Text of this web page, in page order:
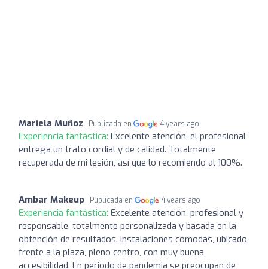
Mariela Muñoz Publicada en 4 years ago
Experiencia fantástica: Excelente atención, el profesional
entrega un trato cordial y de calidad. Totalmente
recuperada de mi lesión, así que lo recomiendo al 100%.
Ambar Makeup Publicada en 4 years ago
Experiencia fantástica: Excelente atención, profesional y
responsable, totalmente personalizada y basada en la
obtención de resultados. Instalaciones cómodas, ubicado
frente a la plaza, pleno centro, con muy buena
accesibilidad. En periodo de pandemia se preocupan de